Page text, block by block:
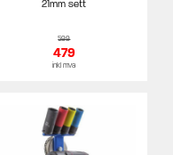
21mm sett
599
479
inkl mva